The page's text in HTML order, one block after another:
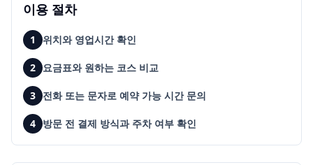
이용 절차
1 위치와 영업시간 확인
2 요금표와 원하는 코스 비교
3 전화 또는 문자로 예약 가능 시간 문의
4 방문 전 결제 방식과 주차 여부 확인